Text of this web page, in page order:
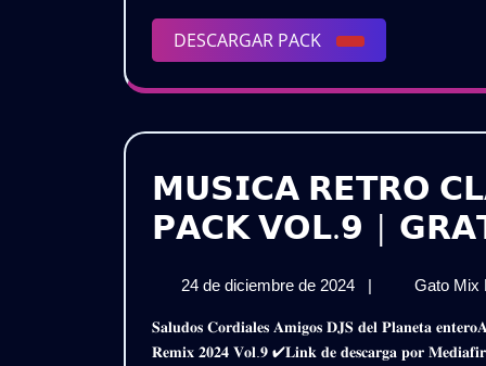
–
𝗩𝗢𝗟.𝟯
|
𝗚𝗥𝗔𝗧𝗜𝗦
DESCARGAR PACK
DESCARGAR
PACK
𝗠𝗨𝗦𝗜𝗖𝗔 𝗥𝗘𝗧𝗥𝗢
𝗣𝗔𝗖𝗞 𝗩𝗢𝗟.𝟵 |
24 de diciembre de 2024
24
diciembre
de
| Gato Mix
𝐒𝐚𝐥𝐮𝐝𝐨𝐬 𝐂𝐨𝐫𝐝𝐢𝐚𝐥𝐞𝐬 𝐀𝐦𝐢𝐠𝐨𝐬 𝐃𝐉𝐒 𝐝𝐞𝐥 𝐏𝐥𝐚𝐧𝐞𝐭𝐚 𝐞𝐧𝐭𝐞𝐫𝐨𝐀𝐪𝐮𝐢 𝐥𝐞𝐬 𝐏𝐫𝐞𝐬𝐞𝐧𝐭𝐨 𝐞𝐬𝐭𝐞 𝐌𝐞𝐠𝐚 𝐏𝐚𝐜𝐤𝐌𝐮𝐬𝐢𝐜𝐚 𝐑𝐞𝐭𝐫𝐨 𝐂𝐥𝐚𝐬𝐢𝐜𝐨𝐬 –
𝐑𝐞𝐦𝐢𝐱 𝟐𝟎𝟐𝟒 𝐕𝐨𝐥.𝟗 ✔𝐋𝐢𝐧𝐤 𝐝𝐞 𝐝𝐞𝐬𝐜𝐚𝐫𝐠𝐚 𝐩𝐨𝐫